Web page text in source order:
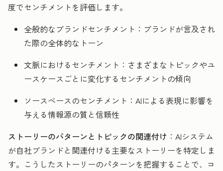
度でセンチメントを評価します。
全般的なブランドセンチメント：ブランドが言及され
た際の全体的なトーン
文脈におけるセンチメント：さまざまなトピックやユ
ースケースごとに変化するセンチメントの傾向
ソースベースのセンチメント：AIによる表現に影響を
与える情報源の質と信頼性
ストーリーのパターンとトピックの関連付け ：AIシステム
が自社ブランドと関連付ける主要なストーリーを特定しま
す。こうしたストーリーのパターンを把握することで、コ